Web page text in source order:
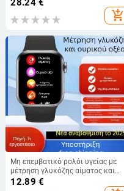
συχνότητας, μέτρηση βημάτων,
συμβατό με Android (τετράγωνος
28.24€
add_shopping_cart
Μη επεμβατικό ρολόι υγείας με
μέτρηση γλυκόζης αίματος και
αρτηριακής πίεσης,
παρακολούθηση καρδιακού
12.89 €